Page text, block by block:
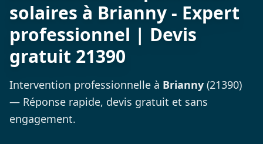
solaires à Brianny - Expert
professionnel | Devis
gratuit 21390
Intervention professionnelle à Brianny (21390)
— Réponse rapide, devis gratuit et sans
engagement.